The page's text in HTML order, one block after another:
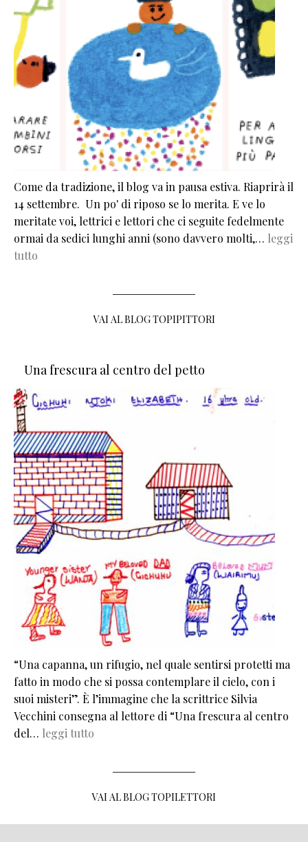
Come da tradizione, il blog va in pausa estiva. Riaprirà il
14 settembre. Un po' di riposo se lo merita. E ve lo
meritate voi, lettrici e lettori che ci seguite fedelmente
ormai da sedici lunghi anni (sono davvero molti,… leggi
tutto
VAI AL BLOG TOPIPITTORI
Una frescura al centro del petto
“Una capanna, un rifugio, nel quale sentirsi protetti ma
fatto in modo che si possa contemplare il cielo, con i
suoi misteri”. È l’immagine che la scrittrice Silvia
Vecchini consegna al lettore di “Una frescura al centro
del… leggi tutto
VAI AL BLOG TOPILETTORI